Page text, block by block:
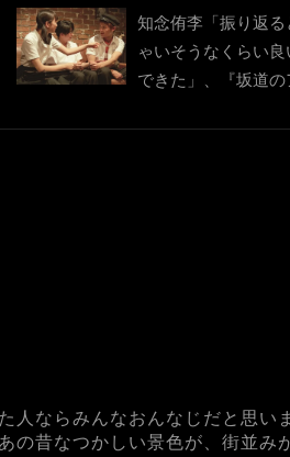
知念侑李「振り返る
ゃいそうなくらい
できた」、『坂道の
披露目
人ならみんなおんなじだと思い
の昔なつかしい景色が、街並み